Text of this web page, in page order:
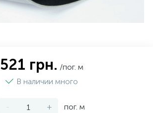
521 грн. /пог. м
В наличии много
- + пог. м